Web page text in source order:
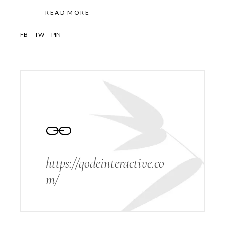
READ MORE
FB TW PIN
https://qodeinteractive.co
m/